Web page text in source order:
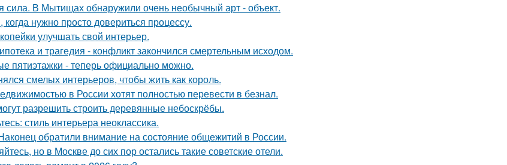
сила. В Мытищах обнаружили очень необычный арт - объект.
когда нужно просто довериться процессу.
улучшать свой интерьер.
и трагедия - конфликт закончился смертельным исходом.
пятиэтажки - теперь официально можно.
смелых интерьеров, чтобы жить как король.
в России хотят полностью перевести в безнал.
разрешить строить деревянные небоскрёбы.
стиль интерьера неоклассика.
обратили внимание на состояние общежитий в России.
но в Москве до сих пор остались такие советские отели.